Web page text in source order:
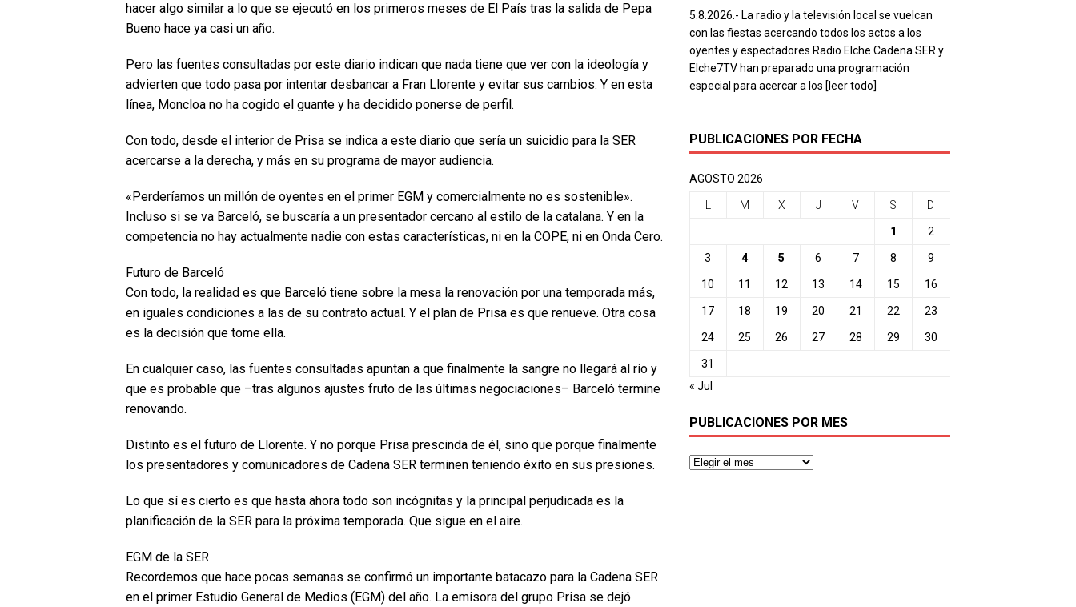
hacer algo similar a lo que se ejecutó en los primeros meses de El País tras la salida de Pepa
Bueno hace ya casi un año.
Pero las fuentes consultadas por este diario indican que nada tiene que ver con la ideología y
advierten que todo pasa por intentar desbancar a Fran Llorente y evitar sus cambios. Y en esta
línea, Moncloa no ha cogido el guante y ha decidido ponerse de perfil.
Con todo, desde el interior de Prisa se indica a este diario que sería un suicidio para la SER
acercarse a la derecha, y más en su programa de mayor audiencia.
«Perderíamos un millón de oyentes en el primer EGM y comercialmente no es sostenible».
Incluso si se va Barceló, se buscaría a un presentador cercano al estilo de la catalana. Y en la
competencia no hay actualmente nadie con estas características, ni en la COPE, ni en Onda Cero.
Futuro de Barceló
Con todo, la realidad es que Barceló tiene sobre la mesa la renovación por una temporada más,
en iguales condiciones a las de su contrato actual. Y el plan de Prisa es que renueve. Otra cosa
es la decisión que tome ella.
En cualquier caso, las fuentes consultadas apuntan a que finalmente la sangre no llegará al río y
que es probable que –tras algunos ajustes fruto de las últimas negociaciones– Barceló termine
renovando.
Distinto es el futuro de Llorente. Y no porque Prisa prescinda de él, sino que porque finalmente
los presentadores y comunicadores de Cadena SER terminen teniendo éxito en sus presiones.
Lo que sí es cierto es que hasta ahora todo son incógnitas y la principal perjudicada es la
planificación de la SER para la próxima temporada. Que sigue en el aire.
EGM de la SER
Recordemos que hace pocas semanas se confirmó un importante batacazo para la Cadena SER
en el primer Estudio General de Medios (EGM) del año. La emisora del grupo Prisa se dejó
5.8.2026.- La radio y la televisión local se vuelcan
con las fiestas acercando todos los actos a los
oyentes y espectadores.Radio Elche Cadena SER y
Elche7TV han preparado una programación
especial para acercar a los [leer todo]
PUBLICACIONES POR FECHA
AGOSTO 2026
M X J V S D
1 2
3 4 5 6 7 8 9
10 11 12 13 14 15 16
17 18 19 20 21 22 23
24 25 26 27 28 29 30
31
« Jul
PUBLICACIONES POR MES